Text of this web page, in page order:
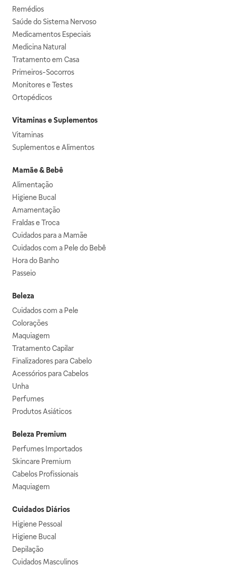
Remédios
Saúde do Sistema Nervoso
Medicamentos Especiais
Medicina Natural
Tratamento em Casa
Primeiros-Socorros
Monitores e Testes
Ortopédicos
Vitaminas e Suplementos
Vitaminas
Suplementos e Alimentos
Mamãe & Bebê
Alimentação
Higiene Bucal
Amamentação
Fraldas e Troca
Cuidados para a Mamãe
Cuidados com a Pele do Bebê
Hora do Banho
Passeio
Beleza
Cuidados com a Pele
Colorações
Maquiagem
Tratamento Capilar
Finalizadores para Cabelo
Acessórios para Cabelos
Unha
Perfumes
Produtos Asiáticos
Beleza Premium
Perfumes Importados
Skincare Premium
Cabelos Profissionais
Maquiagem
Cuidados Diários
Higiene Pessoal
Higiene Bucal
Depilação
Cuidados Masculinos